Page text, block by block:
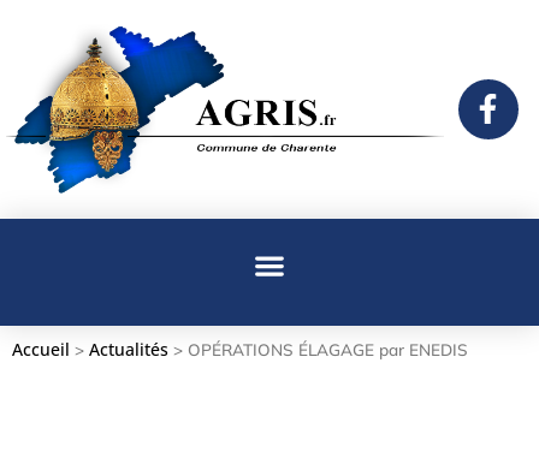
Accueil > Actualités > OPÉRATIONS ÉLAGAGE par ENEDIS